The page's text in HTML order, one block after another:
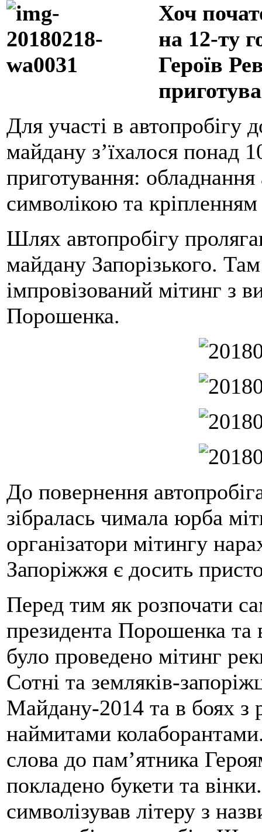
Хоч
на 12-ту
Героїв
Для участі в автопробігу
майдану з’їхалося понад
приготування: обладнання
символікою та
Шлях автопробігу
майдану Запорізького.
імпровізований мітинг з
Порошенка.
До повернення
зібралась чимала юрба
організатори мітингу
Запоріжжя є досить
Перед тим як розпочати
президента Порошенка та
було проведено мітинг
Сотні та земляків-
Майдану-2014 та в боях з
наймитами
слова до пам’ятника
покладено букети та
символізував літеру з